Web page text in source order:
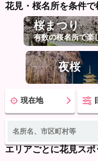
花見・桜名所を条件で
桜まつり
有数の桜名所で楽
夜桜
現在地
エリアごとに花見ス